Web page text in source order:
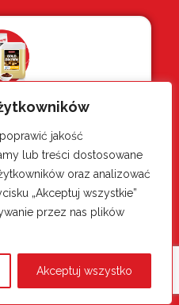
jakość
lub treści dostosowane
oraz analizować
„Akceptuj wszystkie”
przez nas plików
Akceptuj wszystko